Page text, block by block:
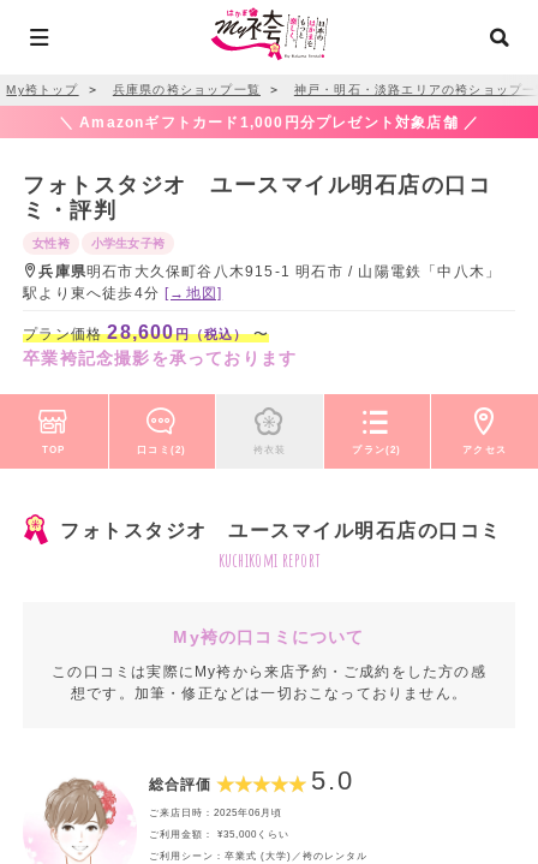
My袴トップ ＞ 兵庫県の袴ショップ一覧 ＞ 神戸・明石・淡路エリアの袴ショップ一
＼ Amazonギフトカード1,000円分プレゼント対象店舗 ／
フォトスタジオ ユースマイル明石店の口コ
ミ・評判
女性袴 小学生女子袴
兵庫県明石市大久保町谷八木915-1 明石市 / 山陽電鉄「中八木」
駅より東へ徒歩4分[→地図]
プラン価格28,600円（税込）〜
卒業袴記念撮影を承っております
TOP 口コミ(2) 袴衣装 プラン(2) アクセス
フォトスタジオ ユースマイル明石店の口コミ
kuchikomi report
My袴の口コミについて
この口コミは実際にMy袴から来店予約・ご成約をした方の感
想です。加筆・修正などは一切おこなっておりません。
総合評価 5.0
ご来店日時：2025年06月頃
ご利用金額： ¥35,000くらい
ご利用シーン：卒業式 (大学)／袴のレンタル